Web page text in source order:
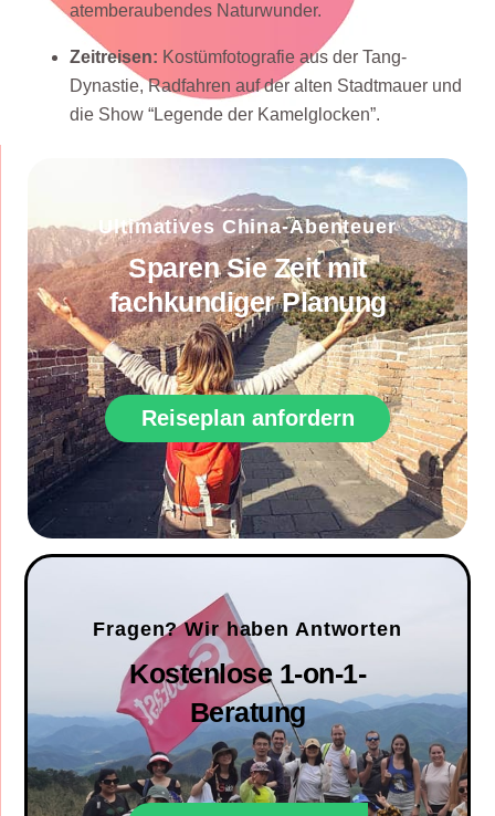
atemberaubendes Naturwunder.
Zeitreisen: Kostümfotografie aus der Tang-
Dynastie, Radfahren auf der alten Stadtmauer und
die Show “Legende der Kamelglocken”.
Ultimatives China-Abenteuer
Sparen Sie Zeit mit
fachkundiger Planung
Reiseplan anfordern
Fragen? Wir haben Antworten
Kostenlose 1-on-1-
Beratung